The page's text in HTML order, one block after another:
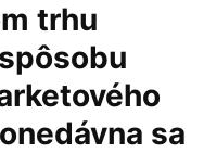
trhu
sa